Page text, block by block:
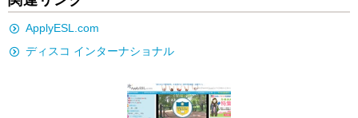
ApplyESL.com
ディスコ インターナショナル